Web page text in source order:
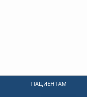
ПАЦИЕНТАМ